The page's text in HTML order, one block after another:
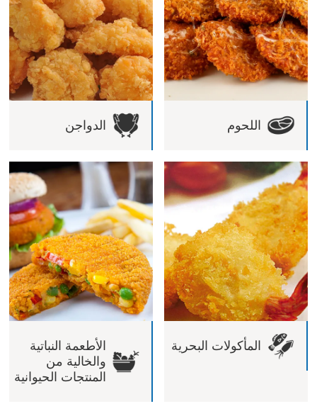
اللحوم الدواجن
المأكولات البحرية
الأطعمة النباتية
والخالية من
المنتجات الحيوانية